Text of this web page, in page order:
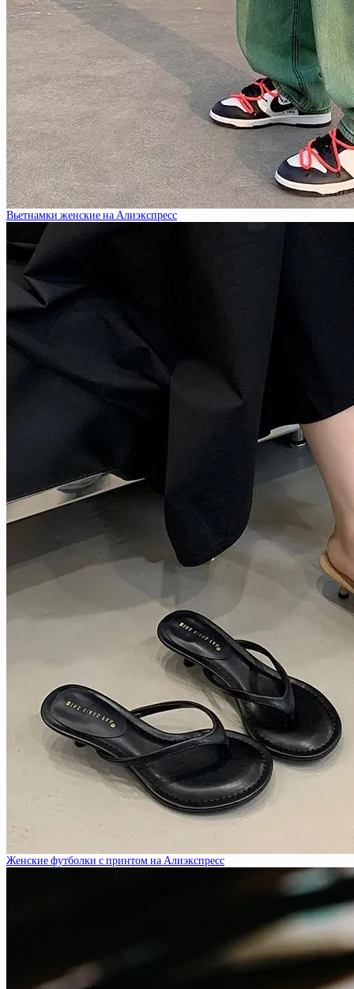
Вьетнамки женские на Алиэкспресс
Женские футболки с принтом на Алиэкспресс